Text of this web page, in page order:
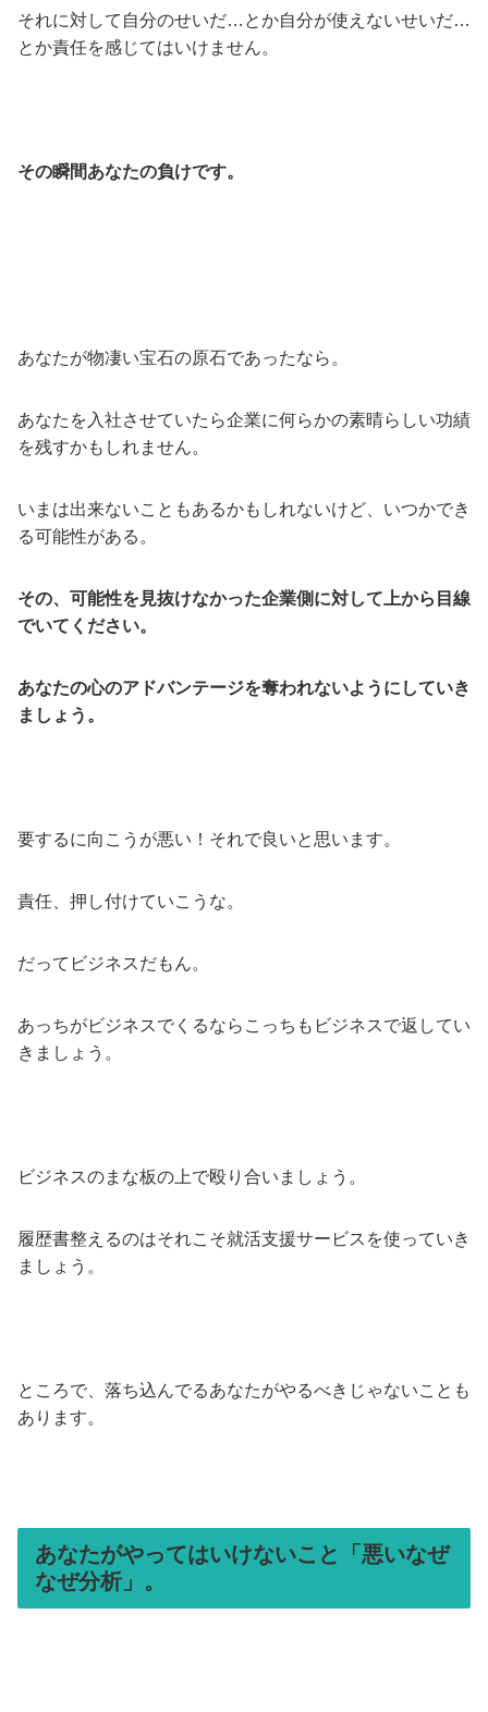
それに対して自分のせいだ…とか自分が使えないせいだ…
とか責任を感じてはいけません。
その瞬間あなたの負けです。
あなたが物凄い宝石の原石であったなら。
あなたを入社させていたら企業に何らかの素晴らしい功績
を残すかもしれません。
いまは出来ないこともあるかもしれないけど、いつかでき
る可能性がある。
その、可能性を見抜けなかった企業側に対して上から目線
でいてください。
あなたの心のアドバンテージを奪われないようにしていき
ましょう。
要するに向こうが悪い！それで良いと思います。
責任、押し付けていこうな。
だってビジネスだもん。
あっちがビジネスでくるならこっちもビジネスで返してい
きましょう。
ビジネスのまな板の上で殴り合いましょう。
履歴書整えるのはそれこそ就活支援サービスを使っていき
ましょう。
ところで、落ち込んでるあなたがやるべきじゃないことも
あります。
あなたがやってはいけないこと「悪いなぜ
なぜ分析」。